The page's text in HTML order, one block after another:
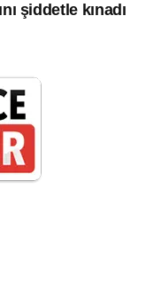
şiddetle kınadı